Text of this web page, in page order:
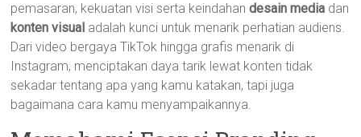
pemasaran, kekuatan visi serta keindahandesain media dan
konten visual adalah kunci untuk menarik perhatian audiens.
Dari video bergaya TikTok hingga grafis menarik di
Instagram, menciptakan daya tarik lewat konten tidak
sekadar tentang apa yang kamu katakan, tapi juga
bagaimana cara kamu menyampaikannya.